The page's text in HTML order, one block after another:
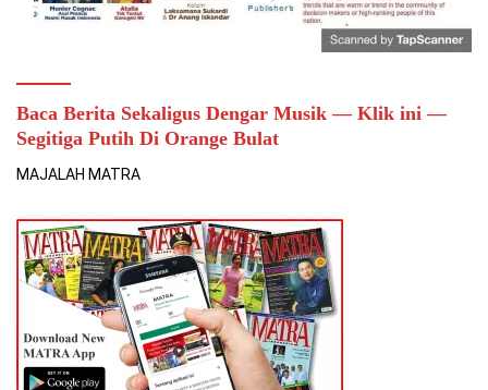
Baca Berita Sekaligus Dengar Musik — Klik ini —
Segitiga Putih Di Orange Bulat
MAJALAH MATRA